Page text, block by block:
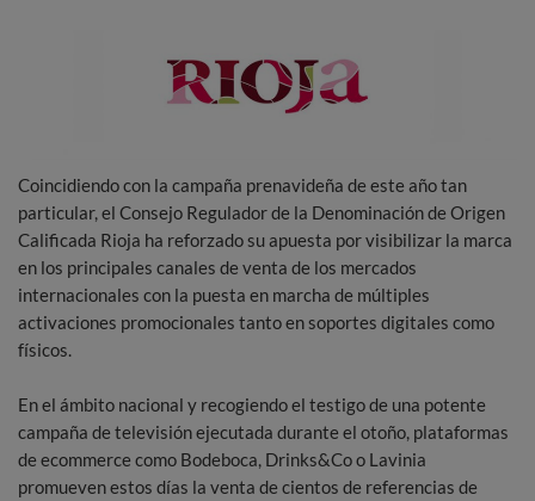
Coincidiendo con la campaña prenavideña de este año tan
particular, el Consejo Regulador de la Denominación de Origen
Calificada Rioja ha reforzado su apuesta por visibilizar la marca
en los principales canales de venta de los mercados
internacionales con la puesta en marcha de múltiples
activaciones promocionales tanto en soportes digitales como
físicos.
En el ámbito nacional y recogiendo el testigo de una potente
campaña de televisión ejecutada durante el otoño, plataformas
de ecommerce como Bodeboca, Drinks&Co o Lavinia
promueven estos días la venta de cientos de referencias de